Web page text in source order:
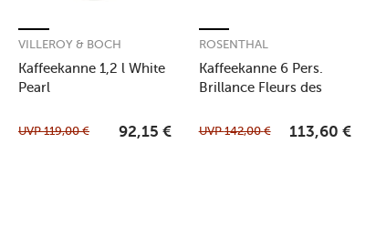
Kaffeekanne 1,2 l White
Pearl
VILLEROY & BOCH
UVP119,00 € 92,15 €
Kaffeekanne 6 Pers.
Brillance Fleurs des
ROSENTHAL
UVP142,00 € 113,60 €